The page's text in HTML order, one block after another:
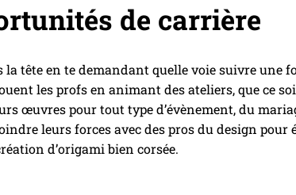
de carrière
la tête en te demandant quelle voie suivre une
les profs en animant des ateliers, que ce
œuvres pour tout type d’évènement, du
leurs forces avec des pros du design
d’origami bien corsée.